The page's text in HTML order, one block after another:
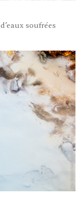
soufrées